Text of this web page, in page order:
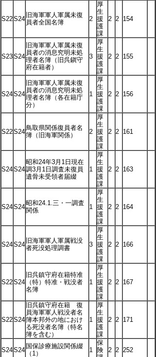
S22S24
旧海軍軍人軍属未復
員者全国名簿
2
厚
生
援
護
課
2 2 154
S23S24
旧海軍軍人軍属未復
員者の消息究明未処
理者名簿（旧呉鎭守
府在籍者）
3
厚
生
援
護
課
2 2 155
S24S24
旧海軍軍人軍属未復
員者の消息究明未処
理者名簿（各在籍庁
分）
1
厚
生
援
護
課
2 2 156
S22S24
鳥取県関係復員者名
簿（旧海軍関係）
2
厚
生
援
護
課
2 2 161
S24S24
昭和24年3月1日現在
調3月1日調査未復員
遺骨未受領者届綴
1
厚
生
援
護
課
2 2 163
S24S24
昭和24.1.三・一調査
関係
1
厚
生
援
護
課
2 2 164
S24S24
旧海軍軍人軍属戦没
者死没処理調書
3
厚
生
援
護
課
2 2 166
S22S24
旧呉鎮守府在籍特准
（特）特准・戦没者
名簿
1
厚
生
援
護
課
2 2 167
S22S24
旧呉鎮守府在籍 復
員海軍軍人戦没者名
簿本邦外の地におけ
る死没者名簿（特名
簿を含む）
1
厚
生
援
護
課
2 2 171
S24S24
国保診療施設関係綴
（1）
1
保
険
2 2 252